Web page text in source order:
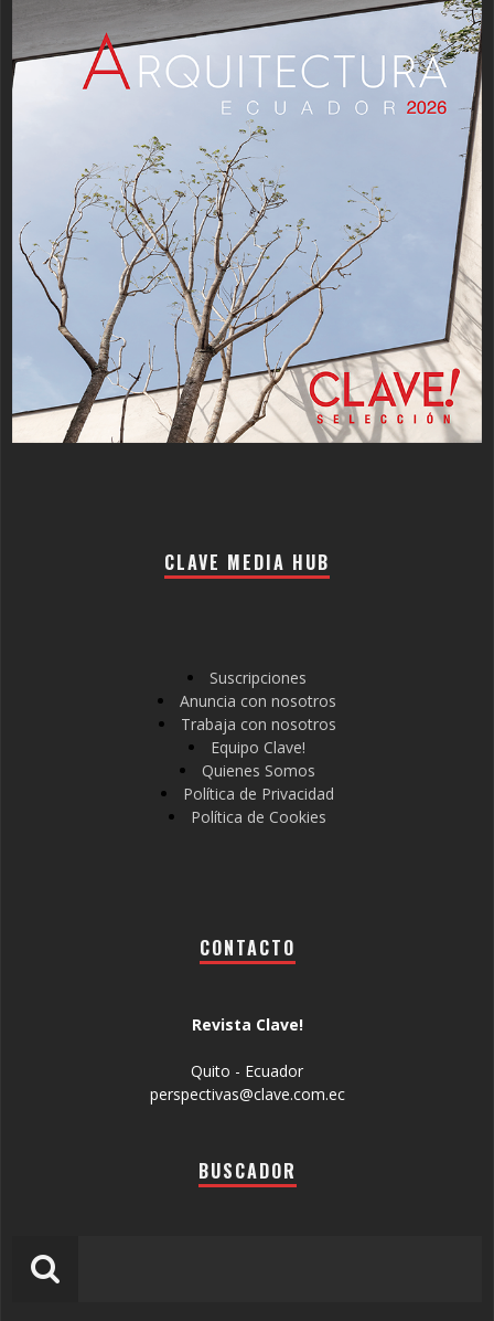
CLAVE MEDIA HUB
Suscripciones
Anuncia con nosotros
Trabaja con nosotros
Equipo Clave!
Quienes Somos
Política de Privacidad
Política de Cookies
CONTACTO
Revista Clave!
Quito - Ecuador
perspectivas@clave.com.ec
BUSCADOR